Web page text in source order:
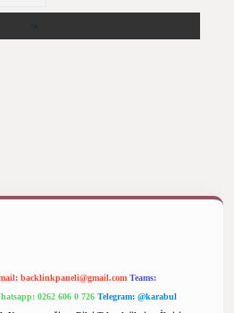
backlinkpaneli@gmail.com Teams:
0262 606 0 726 Telegram: @karabul